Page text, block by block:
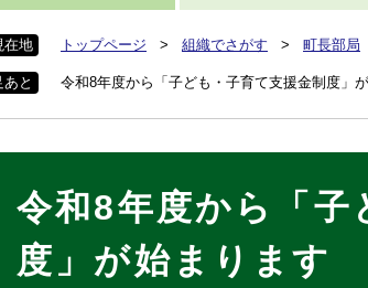
在地 トップページ > 組織でさがす > 町長部局
あと 令和8年度から「子ども・子育て支援金制度」
令和8年度から「子
度」が始まります